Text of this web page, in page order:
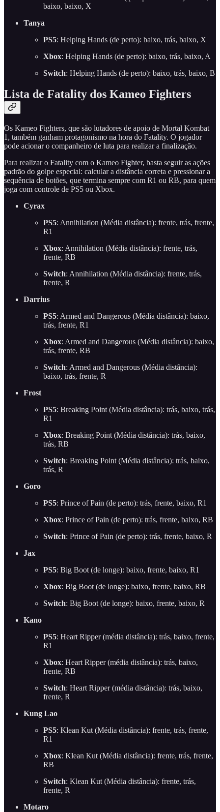
baixo, baixo, X
Tanya
PS5: Helping Hands (de perto): baixo, trás, baixo, X
Xbox: Helping Hands (de perto): baixo, trás, baixo, A
Switch: Helping Hands (de perto): baixo, trás, baixo, B
Lista de Fatality dos Kameo Fighters
Os Kameo Fighters, que são lutadores de apoio de Mortal Kombat
1, também ganham protagonismo na hora do Fatality. O jogador
pode acionar o companheiro de luta para realizar a finalização.
Para realizar o Fatality com o Kameo Fighter, basta seguir as ações
padrão do golpe especial: calcular a distância correta e pressionar a
sequência de botões, que termina sempre com R1 ou RB, para quem
joga com controle de PS5 ou Xbox.
Cyrax
PS5: Annihilation (Média distância): frente, trás, frente,
R1
Xbox: Annihilation (Média distância): frente, trás,
frente, RB
Switch: Annihilation (Média distância): frente, trás,
frente, R
Darrius
PS5: Armed and Dangerous (Média distância): baixo,
trás, frente, R1
Xbox: Armed and Dangerous (Média distância): baixo,
trás, frente, RB
Switch: Armed and Dangerous (Média distância):
baixo, trás, frente, R
Frost
PS5: Breaking Point (Média distância): trás, baixo, trás,
R1
Xbox: Breaking Point (Média distância): trás, baixo,
trás, RB
Switch: Breaking Point (Média distância): trás, baixo,
trás, R
Goro
PS5: Prince of Pain (de perto): trás, frente, baixo, R1
Xbox: Prince of Pain (de perto): trás, frente, baixo, RB
Switch: Prince of Pain (de perto): trás, frente, baixo, R
Jax
PS5: Big Boot (de longe): baixo, frente, baixo, R1
Xbox: Big Boot (de longe): baixo, frente, baixo, RB
Switch: Big Boot (de longe): baixo, frente, baixo, R
Kano
PS5: Heart Ripper (média distância): trás, baixo, frente,
R1
Xbox: Heart Ripper (média distância): trás, baixo,
frente, RB
Switch: Heart Ripper (média distância): trás, baixo,
frente, R
Kung Lao
PS5: Klean Kut (Média distância): frente, trás, frente,
R1
Xbox: Klean Kut (Média distância): frente, trás, frente,
RB
Switch: Klean Kut (Média distância): frente, trás,
frente, R
Motaro